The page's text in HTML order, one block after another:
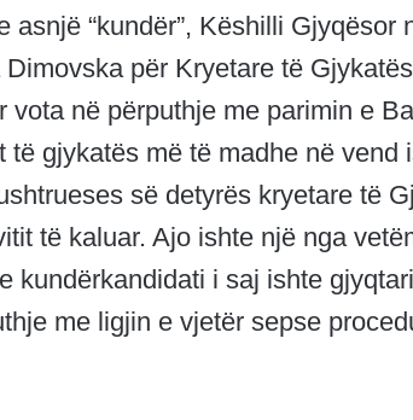
asnjë “kundër”, Këshilli
për Kryetare të
vota në përputhje me parimin e
të gjykatës më të madhe në vend
së detyrës kryetare të
të kaluar. Ajo ishte një nga
kundërkandidati i saj ishte
me ligjin e vjetër sepse